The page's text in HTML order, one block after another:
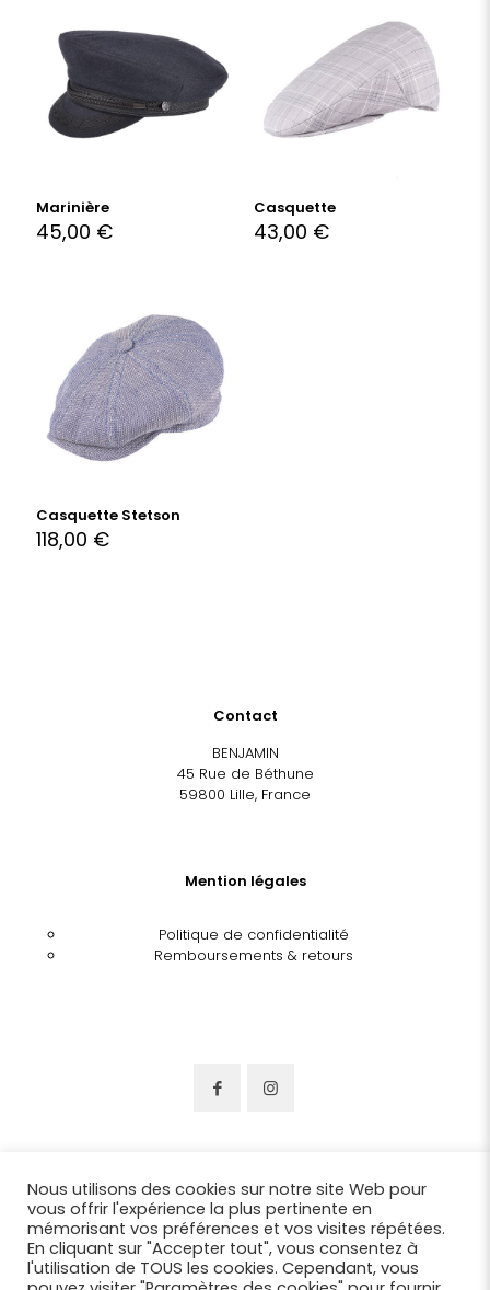
Marinière
45,00 €
Casquette
43,00 €
Casquette Stetson
118,00 €
Contact
BENJAMIN
45 Rue de Béthune
59800 Lille, France
Mention légales
Politique de confidentialité
Remboursements & retours
Nous utilisons des cookies sur notre site Web pour
vous offrir l'expérience la plus pertinente en
mémorisant vos préférences et vos visites répétées.
En cliquant sur "Accepter tout", vous consentez à
l'utilisation de TOUS les cookies. Cependant, vous